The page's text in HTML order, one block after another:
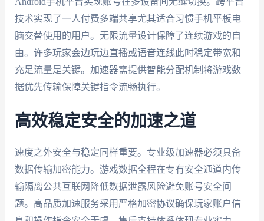
技术实现了一人付费多端共享尤其适合习惯手机平板电
脑交替使用的用户。无限流量设计保障了连续游戏的自
由。许多玩家会边玩边直播或语音连线此时稳定带宽和
充足流量是关键。加速器需提供智能分配机制将游戏数
据优先传输保障关键指令流畅执行。
高效稳定安全的加速之道
速度之外安全与稳定同样重要。专业级加速器必须具备
数据传输加密能力。游戏数据全程在专有安全通道内传
输隔离公共互联网降低数据泄露风险避免账号安全问
题。高品质加速服务采用严格加密协议确保玩家账户信